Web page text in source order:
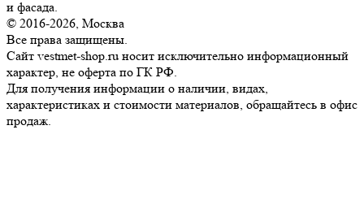
и фасада.
© 2016-2026, Москва
Все права защищены.
Сайт vestmet-shop.ru носит исключительно информационный
характер, не оферта по ГК РФ.
Для получения информации о наличии, видах,
характеристиках и стоимости материалов, обращайтесь в офис
продаж.